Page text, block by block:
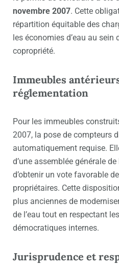
novembre 2007. Cette
répartition équitable des
les économies d’eau au sein
copropriété.
Immeubles
réglementation
Pour les immeubles
2007, la pose de compteurs
automatiquement requise.
d’une assemblée générale
d’obtenir un vote favorable
propriétaires. Cette
plus anciennes de
de l’eau tout en respectant
démocratiques internes.
Jurisprudence et